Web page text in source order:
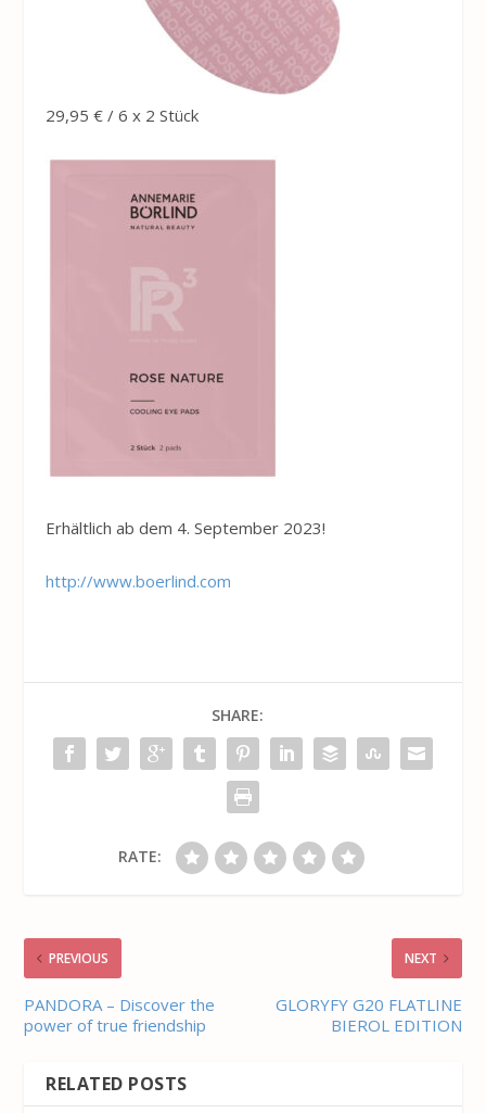
29,95 € / 6 x 2 Stück
Erhältlich ab dem 4. September 2023!
http://www.boerlind.com
SHARE:
RATE:
PREVIOUS
PANDORA – Discover the
power of true friendship
NEXT
GLORYFY G20 FLATLINE
BIEROL EDITION
RELATED POSTS